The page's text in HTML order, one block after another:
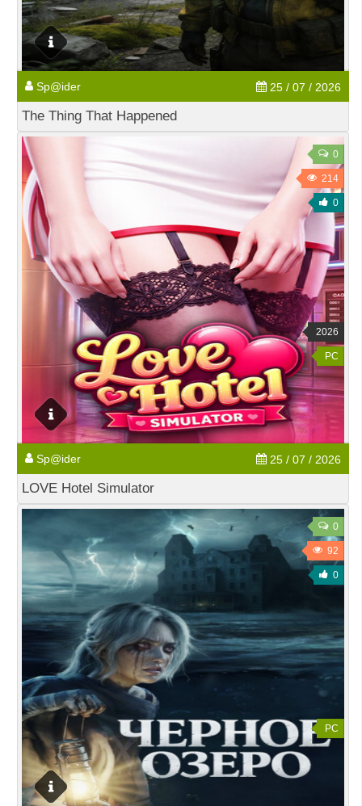
Sp@ider 25 / 07 / 2026
The Thing That Happened
0
214
0
2026
PC
Sp@ider 25 / 07 / 2026
LOVE Hotel Simulator
0
92
0
PC